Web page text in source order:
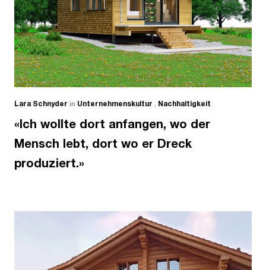
Lara Schnyder in Unternehmenskultur , Nachhaltigkeit
«Ich wollte dort anfangen, wo der
Mensch lebt, dort wo er Dreck
produziert.»